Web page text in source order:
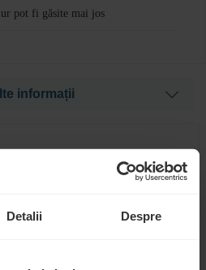
Detalii Despre
pot fi găsite mai jos
informații
o reabilitare activă,
ședințe de fitness cu un